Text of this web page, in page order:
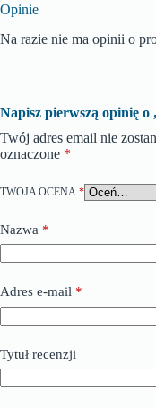
Opinie
Na razie nie ma opinii o
Napisz pierwszą opinię
Twój adres email nie
oznaczone *
TWOJA OCENA *
Nazwa *
Adres e-mail *
Tytuł recenzji